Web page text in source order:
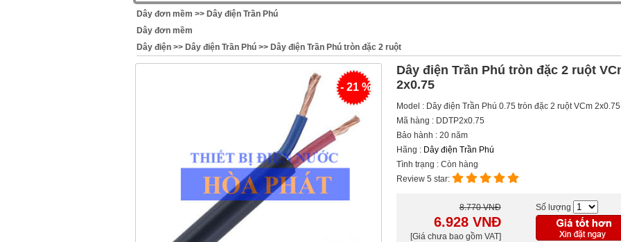
Dây đơn mềm >> Dây điện Trần Phú
Dây đơn mềm
Dây điện >> Dây điện Trần Phú >> Dây điện Trần Phú tròn đặc 2 ruột
- 21 %
Dây điện Trần Phú tròn đặc 2 ruột
2x0.75
Model : Dây điện Trần Phú 0.75 tròn đặc 2 ruột VCm 2x0.75
Mã hàng : DDTP2x0.75
Bảo hành : 20 năm
Hãng : Dây điện Trần Phú
Tình trạng : Còn hàng
Review 5 star:
8.770 VNĐ
6.928 VNĐ
[Giá chưa bao gồm VAT]
Số lượng